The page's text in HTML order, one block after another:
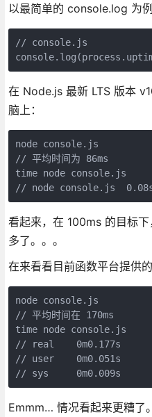
以最简单的 console.log 为
// console.js
在 Node.js 最新 LTS 版本
脑上：
node console.js
// 平均时间为 86ms
time node console.js
// node console.js
看起来，在 100ms 的目标
多了。。。
在来看看目前函数平台提供
node console.js
// 平均时间在 170ms
time node console.js
// real    0m0.177s
// user    0m0.051s
// sys     0m0.009s
Emmm… 情况看起来更糟了。